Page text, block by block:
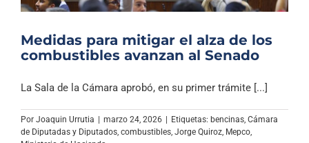
Medidas para mitigar el alza de los
combustibles avanzan al Senado
La Sala de la Cámara aprobó, en su primer trámite [...]
Por Joaquin Urrutia marzo 24, 2026 Etiquetas: bencinas, Cámara
de Diputadas y Diputados, combustibles, Jorge Quiroz, Mepco,